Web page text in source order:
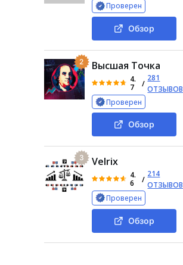
Ультра Лтд», проверка на скам
Проверен
Обзор
2 Высшая Точка
4.
7
/
281
ОТЗЫВОВ
Проверен
Обзор
3 Velrix
4.
6
/
214
ОТЗЫВОВ
Проверен
Обзор